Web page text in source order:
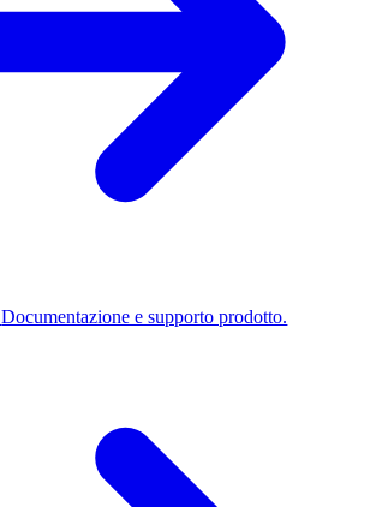
Documentazione e supporto prodotto.